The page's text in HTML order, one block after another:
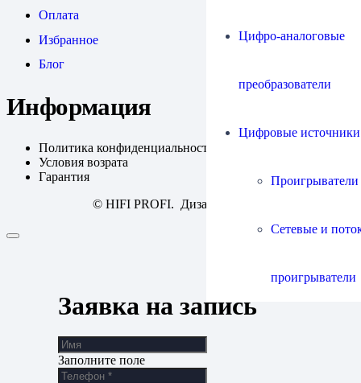
Цифро-аналоговые
преобразователи
Цифровые источники
Сетевые и
проигрыватели
Оплата
Избранное
Блог
Информация
Политика конфиденциальности
Условия возрата
Гарантия
© HIFI PROFI. Дизайн:
Заявка на запись
Заполните поле